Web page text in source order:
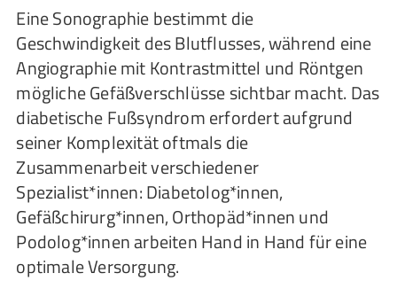
Eine Sonographie bestimmt die
Geschwindigkeit des Blutflusses, während eine
Angiographie mit Kontrastmittel und Röntgen
mögliche Gefäßverschlüsse sichtbar macht. Das
diabetische Fußsyndrom erfordert aufgrund
seiner Komplexität oftmals die
Zusammenarbeit verschiedener
Spezialist*innen: Diabetolog*innen,
Gefäßchirurg*innen, Orthopäd*innen und
Podolog*innen arbeiten Hand in Hand für eine
optimale Versorgung.